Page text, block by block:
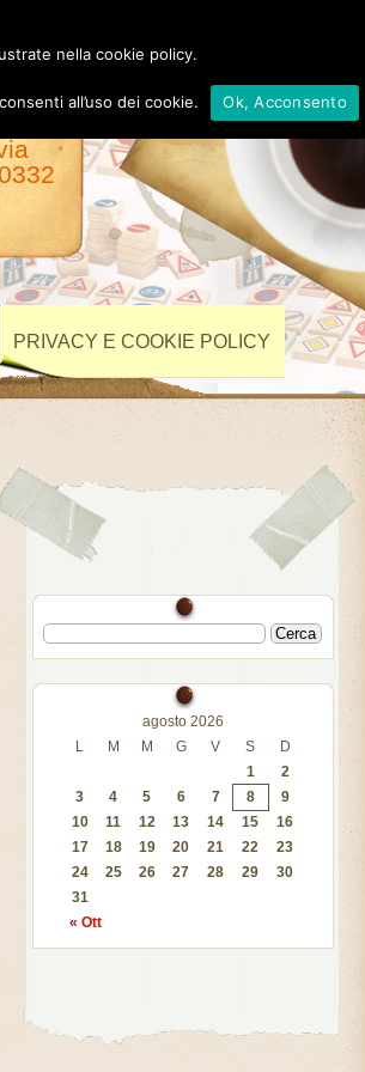
PRIVACY E COOKIE POLICY
agosto 2026
L
M M G V S D
« Ott
1
2
3
4 5 6 7 8
9
10
11 12 13 14 15
16
17
18 19 20 21 22
23
24
25 26 27 28 29
30
31
nella cookie policy.
all’uso dei cookie.
Ok, Acconsento